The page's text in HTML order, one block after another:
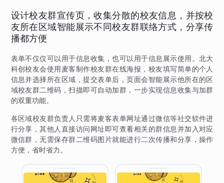
设计校友群宣传页，收集分散的校友信息，并按校
友所在区域智能展示不同校友群联络方式，分享传
播都方便
表单不仅仅可以用于信息收集，也可以用于信息展示使用。北大
科创校友会使用麦客制作校友群在线海报，校友填写简单的个人
信息并选择所在区域，提交表单后，页面会智能展示他所在的区
域校友群二维码，扫描即可自动加群，一步实现信息收集与加群
的双重功能。
各区域校友群负责人只需将麦客表单网址通过微信等社交软件进
行分享，其他人直接访问网址即可查看相关的群信息并加入对应
微信群，无需保存群二维码图片就能进行二次传播和分享，操作
方便，省时省力。